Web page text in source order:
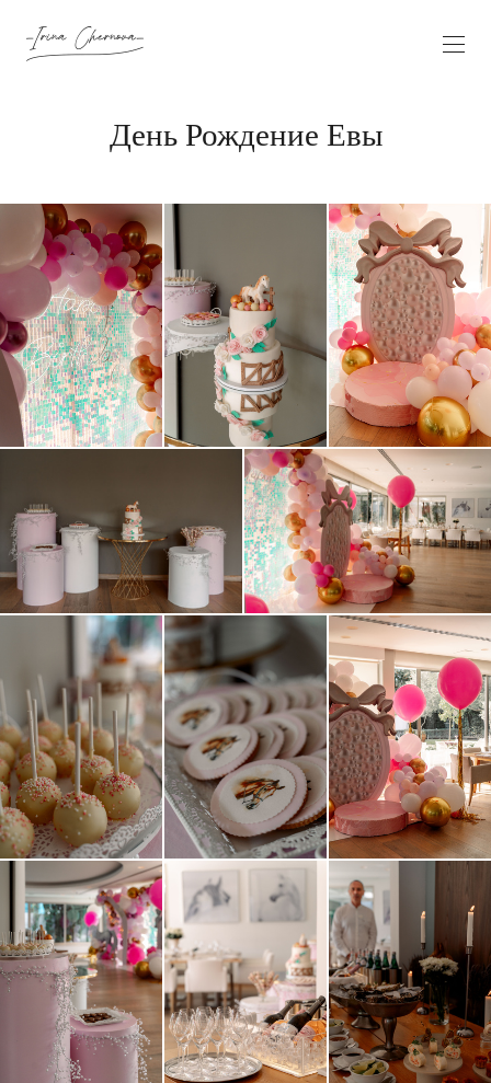
День Рождение Евы